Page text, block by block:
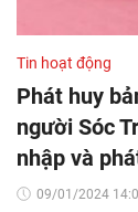
Tin hoạt động
Phát huy
người Sóc
nhập và
09/01/2024